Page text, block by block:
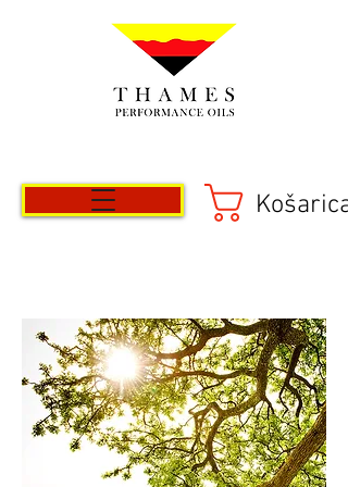
Košarica